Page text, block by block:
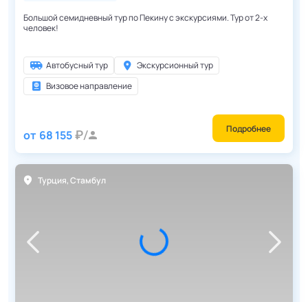
Большой семидневный тур по Пекину с экскурсиями. Тур от 2-х
человек!
Автобусный тур
Экскурсионный тур
Визовое направление
от 68 155 Подробнее
Турция,Стамбул